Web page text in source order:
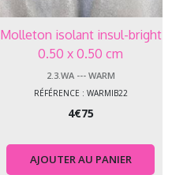
Molleton isolant insul-bright
0.50 x 0.50 cm
2.3.WA --- WARM
RÉFÉRENCE : WARMIB22
4€75
AJOUTER AU PANIER